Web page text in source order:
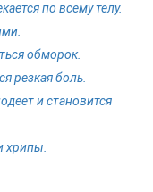
по всему телу.
обморок.
резкая боль.
и становится
хрипы.